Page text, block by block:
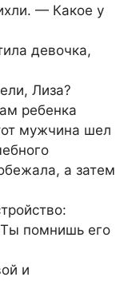
— Какое у
девочка,
Лиза?
ребенка
мужчина шел
а затем
помнишь его
и